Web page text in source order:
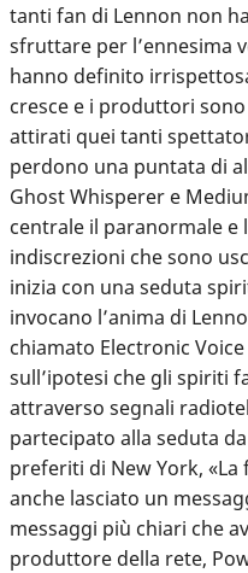
tanti fan di Lennon non
sfruttare per l’ennesima
hanno definito
cresce e i produttori
attirati quei tanti
perdono una puntata di
Ghost Whisperer e
centrale il paranormale e
indiscrezioni che sono
inizia con una seduta
invocano l’anima di
chiamato Electronic
sull’ipotesi che gli spiriti
attraverso segnali
partecipato alla seduta
preferiti di New York,
anche lasciato un
messaggi più chiari che
produttore della rete,